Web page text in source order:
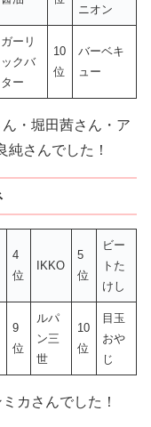
ニオン
ガーリ
ックバ
ター
10
位
バーベキ
ュー
・堀田茜さん・ア
純さんでした！
4
位
IKKO
5
位
ビー
トた
けし
9
位
ルパ
ン三
世
10
位
目玉
おや
じ
カさんでした！